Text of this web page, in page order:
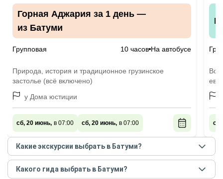
Горная Аджария за 1 день —
из Батуми
Групповая 10 часов На автобусе
Природа, история и традиционное грузинское
застолье (всё включено)
у Дома юстиции
сб, 20 июнь, в 07:00 сб, 20 июнь, в 07:00 сб,
Какие экскурсии выбрать в Батуми?
Самые популярные экскурсиив Батумив августе -
сентябре 2026года:
Какого гида выбрать в Батуми?